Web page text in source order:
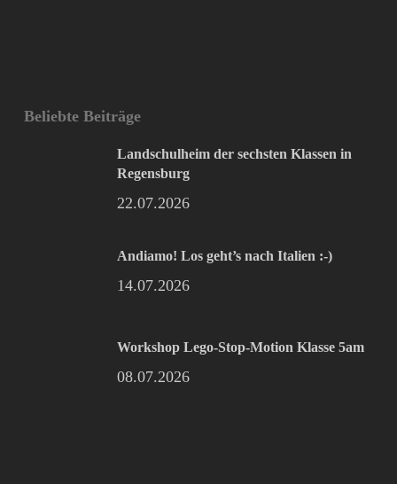
Beliebte Beiträge
Landschulheim der sechsten Klassen in
Regensburg
22.07.2026
Andiamo! Los geht’s nach Italien :-)
14.07.2026
Workshop Lego-Stop-Motion Klasse 5am
08.07.2026